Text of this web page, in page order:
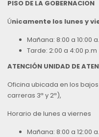
PISO DE LA GOBERNACION
Únicamente los lunes y
Mañana: 8:00 a 10:00
Tarde: 2:00 a 4:00 p.m
ATENCIÓN UNIDAD DE
Oficina ubicada en los
carreras 3ª y 2ª),
Horario de lunes a viernes
Mañana: 8:00 a 12:00